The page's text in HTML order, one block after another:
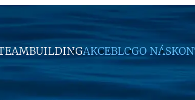
AKCEBLOGO NÁS